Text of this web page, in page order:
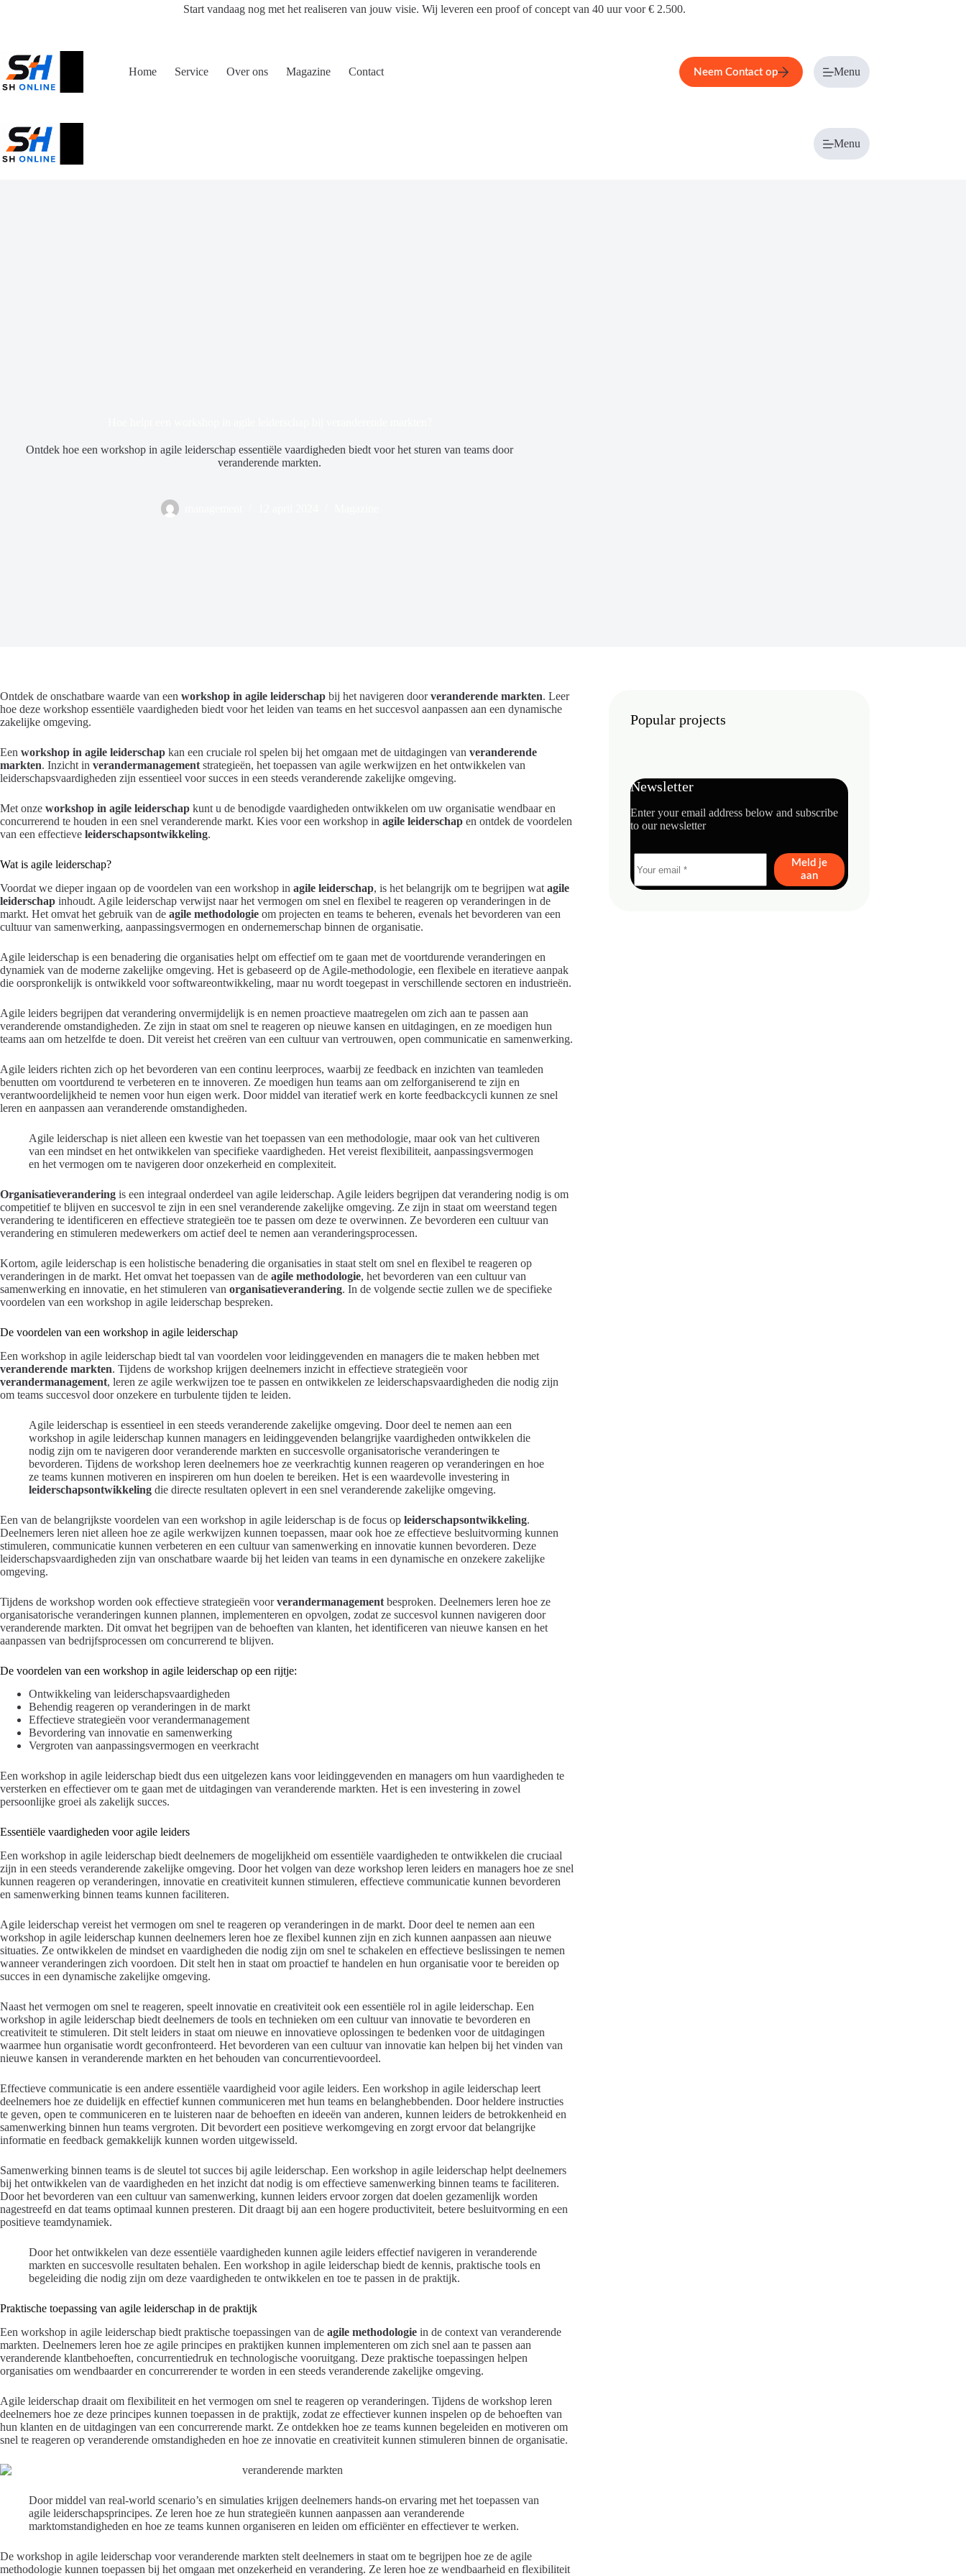
Start vandaag nog met het realiseren van jouw visie. Wij leveren een proof of concept van 40 uur voor € 2.500.
Home Service Over ons Magazine Contact Neem Contact op Menu
Menu
Ontdek hoe een workshop in agile leiderschap essentiële vaardigheden biedt voor het sturen van teams door
veranderende markten.
Ontdek de onschatbare waarde van een workshop in agile leiderschap bij het navigeren doorveranderende markten. Leer
hoe deze workshop essentiële vaardigheden biedt voor het leiden van teams en het succesvol aanpassen aan een dynamische
zakelijke omgeving.
Een workshop in agile leiderschap kan een cruciale rol spelen bij het omgaan met de uitdagingen van veranderende
markten. Inzicht in verandermanagement strategieën, het toepassen van agile werkwijzen en het ontwikkelen van
leiderschapsvaardigheden zijn essentieel voor succes in een steeds veranderende zakelijke omgeving.
Met onze workshop in agile leiderschap kunt u de benodigde vaardigheden ontwikkelen om uw organisatie wendbaar en
concurrerend te houden in een snel veranderende markt. Kies voor een workshop in agile leiderschap en ontdek de voordelen
van een effectieve leiderschapsontwikkeling.
Wat is agile leiderschap?
Voordat we dieper ingaan op de voordelen van een workshop in agile leiderschap, is het belangrijk om te begrijpen wat agile
leiderschap inhoudt. Agile leiderschap verwijst naar het vermogen om snel en flexibel te reageren op veranderingen in de
markt. Het omvat het gebruik van de agile methodologie om projecten en teams te beheren, evenals het bevorderen van een
cultuur van samenwerking, aanpassingsvermogen en ondernemerschap binnen de organisatie.
Agile leiderschap is een benadering die organisaties helpt om effectief om te gaan met de voortdurende veranderingen en
dynamiek van de moderne zakelijke omgeving. Het is gebaseerd op de Agile-methodologie, een flexibele en iteratieve aanpak
die oorspronkelijk is ontwikkeld voor softwareontwikkeling, maar nu wordt toegepast in verschillende sectoren en industrieën.
Agile leiders begrijpen dat verandering onvermijdelijk is en nemen proactieve maatregelen om zich aan te passen aan
veranderende omstandigheden. Ze zijn in staat om snel te reageren op nieuwe kansen en uitdagingen, en ze moedigen hun
teams aan om hetzelfde te doen. Dit vereist het creëren van een cultuur van vertrouwen, open communicatie en samenwerking.
Agile leiders richten zich op het bevorderen van een continu leerproces, waarbij ze feedback en inzichten van teamleden
benutten om voortdurend te verbeteren en te innoveren. Ze moedigen hun teams aan om zelforganiserend te zijn en
verantwoordelijkheid te nemen voor hun eigen werk. Door middel van iteratief werk en korte feedbackcycli kunnen ze snel
leren en aanpassen aan veranderende omstandigheden.
Agile leiderschap is niet alleen een kwestie van het toepassen van een methodologie, maar ook van het cultiveren
van een mindset en het ontwikkelen van specifieke vaardigheden. Het vereist flexibiliteit, aanpassingsvermogen
en het vermogen om te navigeren door onzekerheid en complexiteit.
Organisatieverandering is een integraal onderdeel van agile leiderschap. Agile leiders begrijpen dat verandering nodig is om
competitief te blijven en succesvol te zijn in een snel veranderende zakelijke omgeving. Ze zijn in staat om weerstand tegen
verandering te identificeren en effectieve strategieën toe te passen om deze te overwinnen. Ze bevorderen een cultuur van
verandering en stimuleren medewerkers om actief deel te nemen aan veranderingsprocessen.
Kortom, agile leiderschap is een holistische benadering die organisaties in staat stelt om snel en flexibel te reageren op
veranderingen in de markt. Het omvat het toepassen van de agile methodologie, het bevorderen van een cultuur van
samenwerking en innovatie, en het stimuleren van organisatieverandering. In de volgende sectie zullen we de specifieke
voordelen van een workshop in agile leiderschap bespreken.
De voordelen van een workshop in agile leiderschap
Een workshop in agile leiderschap biedt tal van voordelen voor leidinggevenden en managers die te maken hebben met
veranderende markten. Tijdens de workshop krijgen deelnemers inzicht in effectieve strategieën voor
verandermanagement, leren ze agile werkwijzen toe te passen en ontwikkelen ze leiderschapsvaardigheden die nodig zijn
om teams succesvol door onzekere en turbulente tijden te leiden.
Agile leiderschap is essentieel in een steeds veranderende zakelijke omgeving. Door deel te nemen aan een
workshop in agile leiderschap kunnen managers en leidinggevenden belangrijke vaardigheden ontwikkelen die
nodig zijn om te navigeren door veranderende markten en succesvolle organisatorische veranderingen te
bevorderen. Tijdens de workshop leren deelnemers hoe ze veerkrachtig kunnen reageren op veranderingen en hoe
ze teams kunnen motiveren en inspireren om hun doelen te bereiken. Het is een waardevolle investering in
leiderschapsontwikkeling die directe resultaten oplevert in een snel veranderende zakelijke omgeving.
Een van de belangrijkste voordelen van een workshop in agile leiderschap is de focus op leiderschapsontwikkeling.
Deelnemers leren niet alleen hoe ze agile werkwijzen kunnen toepassen, maar ook hoe ze effectieve besluitvorming kunnen
stimuleren, communicatie kunnen verbeteren en een cultuur van samenwerking en innovatie kunnen bevorderen. Deze
leiderschapsvaardigheden zijn van onschatbare waarde bij het leiden van teams in een dynamische en onzekere zakelijke
omgeving.
Tijdens de workshop worden ook effectieve strategieën voorverandermanagement besproken. Deelnemers leren hoe ze
organisatorische veranderingen kunnen plannen, implementeren en opvolgen, zodat ze succesvol kunnen navigeren door
veranderende markten. Dit omvat het begrijpen van de behoeften van klanten, het identificeren van nieuwe kansen en het
aanpassen van bedrijfsprocessen om concurrerend te blijven.
De voordelen van een workshop in agile leiderschap op een rijtje:
Ontwikkeling van leiderschapsvaardigheden
Behendig reageren op veranderingen in de markt
Effectieve strategieën voor verandermanagement
Bevordering van innovatie en samenwerking
Vergroten van aanpassingsvermogen en veerkracht
Een workshop in agile leiderschap biedt dus een uitgelezen kans voor leidinggevenden en managers om hun vaardigheden te
versterken en effectiever om te gaan met de uitdagingen van veranderende markten. Het is een investering in zowel
persoonlijke groei als zakelijk succes.
Essentiële vaardigheden voor agile leiders
Een workshop in agile leiderschap biedt deelnemers de mogelijkheid om essentiële vaardigheden te ontwikkelen die cruciaal
zijn in een steeds veranderende zakelijke omgeving. Door het volgen van deze workshop leren leiders en managers hoe ze snel
kunnen reageren op veranderingen, innovatie en creativiteit kunnen stimuleren, effectieve communicatie kunnen bevorderen
en samenwerking binnen teams kunnen faciliteren.
Agile leiderschap vereist het vermogen om snel te reageren op veranderingen in de markt. Door deel te nemen aan een
workshop in agile leiderschap kunnen deelnemers leren hoe ze flexibel kunnen zijn en zich kunnen aanpassen aan nieuwe
situaties. Ze ontwikkelen de mindset en vaardigheden die nodig zijn om snel te schakelen en effectieve beslissingen te nemen
wanneer veranderingen zich voordoen. Dit stelt hen in staat om proactief te handelen en hun organisatie voor te bereiden op
succes in een dynamische zakelijke omgeving.
Naast het vermogen om snel te reageren, speelt innovatie en creativiteit ook een essentiële rol in agile leiderschap. Een
workshop in agile leiderschap biedt deelnemers de tools en technieken om een cultuur van innovatie te bevorderen en
creativiteit te stimuleren. Dit stelt leiders in staat om nieuwe en innovatieve oplossingen te bedenken voor de uitdagingen
waarmee hun organisatie wordt geconfronteerd. Het bevorderen van een cultuur van innovatie kan helpen bij het vinden van
nieuwe kansen in veranderende markten en het behouden van concurrentievoordeel.
Effectieve communicatie is een andere essentiële vaardigheid voor agile leiders. Een workshop in agile leiderschap leert
deelnemers hoe ze duidelijk en effectief kunnen communiceren met hun teams en belanghebbenden. Door heldere instructies
te geven, open te communiceren en te luisteren naar de behoeften en ideeën van anderen, kunnen leiders de betrokkenheid en
samenwerking binnen hun teams vergroten. Dit bevordert een positieve werkomgeving en zorgt ervoor dat belangrijke
informatie en feedback gemakkelijk kunnen worden uitgewisseld.
Samenwerking binnen teams is de sleutel tot succes bij agile leiderschap. Een workshop in agile leiderschap helpt deelnemers
bij het ontwikkelen van de vaardigheden en het inzicht dat nodig is om effectieve samenwerking binnen teams te faciliteren.
Door het bevorderen van een cultuur van samenwerking, kunnen leiders ervoor zorgen dat doelen gezamenlijk worden
nagestreefd en dat teams optimaal kunnen presteren. Dit draagt bij aan een hogere productiviteit, betere besluitvorming en een
positieve teamdynamiek.
Door het ontwikkelen van deze essentiële vaardigheden kunnen agile leiders effectief navigeren in veranderende
markten en succesvolle resultaten behalen. Een workshop in agile leiderschap biedt de kennis, praktische tools en
begeleiding die nodig zijn om deze vaardigheden te ontwikkelen en toe te passen in de praktijk.
Praktische toepassing van agile leiderschap in de praktijk
Een workshop in agile leiderschap biedt praktische toepassingen van de agile methodologie in de context van veranderende
markten. Deelnemers leren hoe ze agile principes en praktijken kunnen implementeren om zich snel aan te passen aan
veranderende klantbehoeften, concurrentiedruk en technologische vooruitgang. Deze praktische toepassingen helpen
organisaties om wendbaarder en concurrerender te worden in een steeds veranderende zakelijke omgeving.
Agile leiderschap draait om flexibiliteit en het vermogen om snel te reageren op veranderingen. Tijdens de workshop leren
deelnemers hoe ze deze principes kunnen toepassen in de praktijk, zodat ze effectiever kunnen inspelen op de behoeften van
hun klanten en de uitdagingen van een concurrerende markt. Ze ontdekken hoe ze teams kunnen begeleiden en motiveren om
snel te reageren op veranderende omstandigheden en hoe ze innovatie en creativiteit kunnen stimuleren binnen de organisatie.
Door middel van real-world scenario’s en simulaties krijgen deelnemers hands-on ervaring met het toepassen van
agile leiderschapsprincipes. Ze leren hoe ze hun strategieën kunnen aanpassen aan veranderende
marktomstandigheden en hoe ze teams kunnen organiseren en leiden om efficiënter en effectiever te werken.
De workshop in agile leiderschap voor veranderende markten stelt deelnemers in staat om te begrijpen hoe ze de agile
methodologie kunnen toepassen bij het omgaan met onzekerheid en verandering. Ze leren hoe ze wendbaarheid en flexibiliteit
Popular projects
Newsletter
Enter your email address below and subscribe
to our newsletter
Meld je
aan